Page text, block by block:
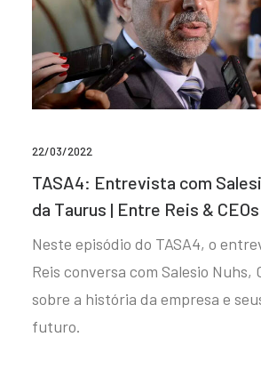
22/03/2022
TASA4: Entrevista com
da Taurus | Entre Reis & CEOs
Neste episódio do TASA4, o
Reis conversa com Salesio Nuhs,
sobre a história da empresa e
futuro.